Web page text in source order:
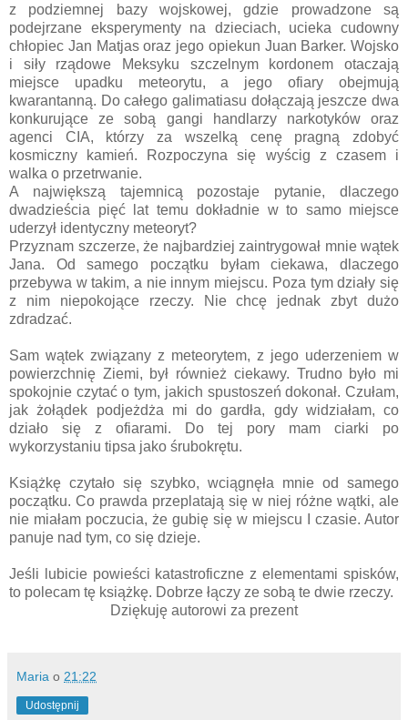
z podziemnej bazy wojskowej, gdzie prowadzone są
podejrzane eksperymenty na dzieciach, ucieka cudowny
chłopiec Jan Matjas oraz jego opiekun Juan Barker. Wojsko
i siły rządowe Meksyku szczelnym kordonem otaczają
miejsce upadku meteorytu, a jego ofiary obejmują
kwarantanną. Do całego galimatiasu dołączają jeszcze dwa
konkurujące ze sobą gangi handlarzy narkotyków oraz
agenci CIA, którzy za wszelką cenę pragną zdobyć
kosmiczny kamień. Rozpoczyna się wyścig z czasem i
walka o przetrwanie.
A największą tajemnicą pozostaje pytanie, dlaczego
dwadzieścia pięć lat temu dokładnie w to samo miejsce
uderzył identyczny meteoryt?
Przyznam szczerze, że najbardziej zaintrygował mnie wątek
Jana. Od samego początku byłam ciekawa, dlaczego
przebywa w takim, a nie innym miejscu. Poza tym działy się
z nim niepokojące rzeczy. Nie chcę jednak zbyt dużo
zdradzać.
Sam wątek związany z meteorytem, z jego uderzeniem w
powierzchnię Ziemi, był również ciekawy. Trudno było mi
spokojnie czytać o tym, jakich spustoszeń dokonał. Czułam,
jak żołądek podjeżdża mi do gardła, gdy widziałam, co
działo się z ofiarami. Do tej pory mam ciarki po
wykorzystaniu tipsa jako śrubokrętu.
Książkę czytało się szybko, wciągnęła mnie od samego
początku. Co prawda przeplatają się w niej różne wątki, ale
nie miałam poczucia, że gubię się w miejscu I czasie. Autor
panuje nad tym, co się dzieje.
Jeśli lubicie powieści katastroficzne z elementami spisków,
to polecam tę książkę. Dobrze łączy ze sobą te dwie rzeczy.
Dziękuję autorowi za prezent
Maria o 21:22
Udostępnij